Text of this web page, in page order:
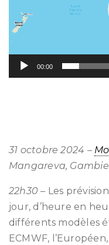
00:00
31 octobre 2024 –
Mangareva,
22h30 – Les
jour, d’heure en
différents modèles
ECMWF,